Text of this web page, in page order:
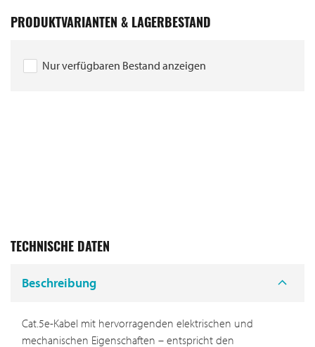
PRODUKTVARIANTEN & LAGERBESTAND
Nur verfügbaren Bestand anzeigen
TECHNISCHE DATEN
Beschreibung
Cat.5e-Kabel mit hervorragenden elektrischen und
mechanischen Eigenschaften – entspricht den